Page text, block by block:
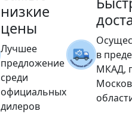
низкие
цены
Лучшее
предложение
среди
официальных
дилеров
в
МКАД,